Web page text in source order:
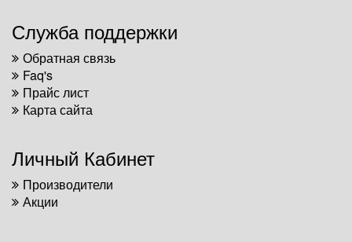
Служба поддержки
Обратная связь
Faq's
Прайс лист
Карта сайта
Личный Кабинет
Производители
Акции